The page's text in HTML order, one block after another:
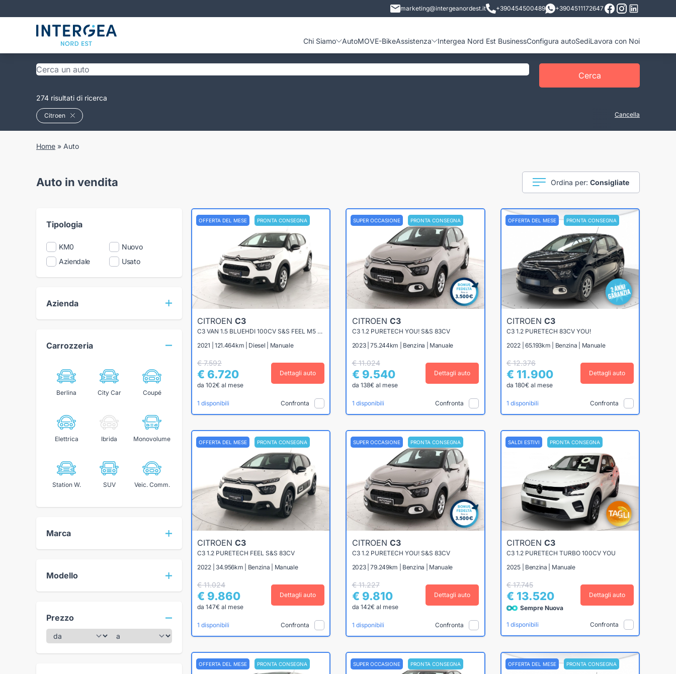
marketing@intergeanordest.it +390454500489 +3904511172647
Chi Siamo AutoMOVE-BikeAssistenza Intergea Nord Est BusinessConfigura autoSediLavora con Noi
Cerca
274 risultati di ricerca
Citroen Cancella
Home » Auto
Auto in vendita Ordina per: Consigliate
Tipologia
KM0
Nuovo
Aziendale
Usato
Azienda
Carrozzeria
Berlina City Car Coupé
Elettrica Ibrida Monovolume
Station W. SUV Veic. Comm.
Marca
Modello
Prezzo
OFFERTA DEL MESE PRONTA CONSEGNA
CITROEN C3
C3 VAN 1.5 BLUEHDI 100CV S&S FEEL M5 (IVA ESPOSTA)
2021 | 121.464km | Diesel | Manuale
€ 7.592
€ 6.720
da 102€ al mese
Dettagli auto
1 disponibili Confronta
SUPER OCCASIONE PRONTA CONSEGNA
CITROEN C3
C3 1.2 PURETECH YOU! S&S 83CV
2023 | 75.244km | Benzina | Manuale
€ 11.024
€ 9.540
da 138€ al mese
Dettagli auto
1 disponibili Confronta
OFFERTA DEL MESE PRONTA CONSEGNA
CITROEN C3
C3 1.2 PURETECH 83CV YOU!
2022 | 65.193km | Benzina | Manuale
€ 12.376
€ 11.900
da 180€ al mese
Dettagli auto
1 disponibili Confronta
OFFERTA DEL MESE PRONTA CONSEGNA
CITROEN C3
C3 1.2 PURETECH FEEL S&S 83CV
2022 | 34.956km | Benzina | Manuale
€ 11.024
€ 9.860
da 147€ al mese
Dettagli auto
1 disponibili Confronta
SUPER OCCASIONE PRONTA CONSEGNA
CITROEN C3
C3 1.2 PURETECH YOU! S&S 83CV
2023 | 79.249km | Benzina | Manuale
€ 11.227
€ 9.810
da 142€ al mese
Dettagli auto
1 disponibili Confronta
SALDI ESTIVI PRONTA CONSEGNA
CITROEN C3
C3 1.2 PURETECH TURBO 100CV YOU
2025 | Benzina | Manuale
€ 17.745
€ 13.520
Sempre Nuova
Dettagli auto
1 disponibili Confronta
OFFERTA DEL MESE PRONTA CONSEGNA SUPER OCCASIONE PRONTA CONSEGNA OFFERTA DEL MESE PRONTA CONSEGNA